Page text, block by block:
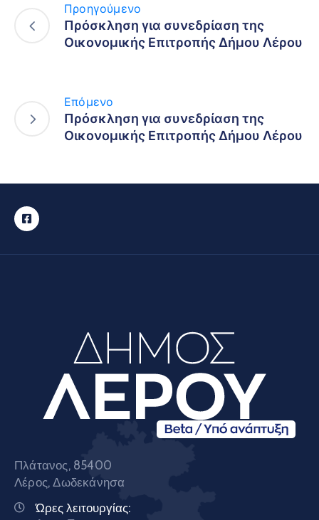
Προηγούμενο
Πρόσκληση για συνεδρίαση της
Οικονομικής Επιτροπής Δήμου Λέρου
Επόμενο
Πρόσκληση για συνεδρίαση της
Οικονομικής Επιτροπής Δήμου Λέρου
Πλάτανος, 85400
Λέρος, Δωδεκάνησα
Ώρες λειτουργίας: